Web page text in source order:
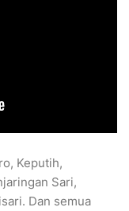
Keputih,
Sari,
Dan semua